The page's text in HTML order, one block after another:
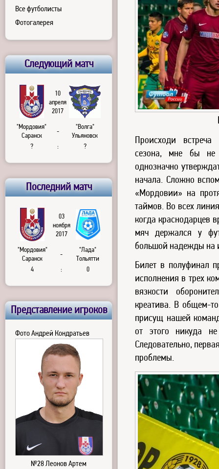
Происходи
сезона, мне бы не
однозначно
начала. Сложно
«Мордовии» на
таймов. Во всех
когда краснодарцев
мяч держался у
большой надежды на
Билет в полуфинал
исполнения в трех
вязкости
креатива. В общем-
присущ нашей
от этого никуда
Следовательно,
проблемы.
Все футболисты
Фотогалерея
Следующий матч
10
апреля
2017
"Мордовия"
Саранск
-
"Волга"
Ульяновск
?
: ?
Последний матч
03
ноября
2017
"Мордовия"
Саранск
-
"Лада"
Тольятти
4
: 0
Представление игроков
Фото Андрей Кондратьев
№28 Леонов Артем